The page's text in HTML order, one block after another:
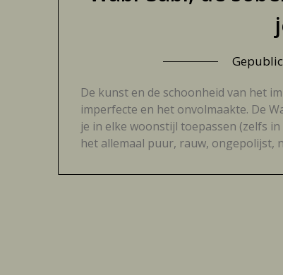
De kunst en de schoonheid van het
imperfecte en het onvolmaakte. De
je in elke woonstijl toepassen (zelfs
het allemaal puur, rauw, ongepolijst,